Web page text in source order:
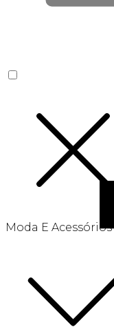
Moda E Acessórios